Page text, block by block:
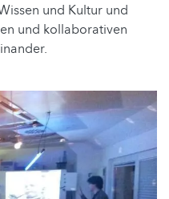
und Kultur und
und kollaborativen